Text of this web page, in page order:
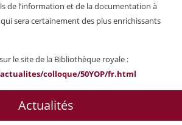
de l’information et de la documentation à
sera certainement des plus enrichissants
le site de la Bibliothèque royale :
colloque/50YOP/fr.html
Actualités